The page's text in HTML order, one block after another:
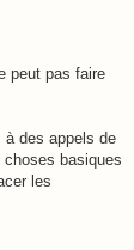
peut pas faire
à des appels de
basiques
les